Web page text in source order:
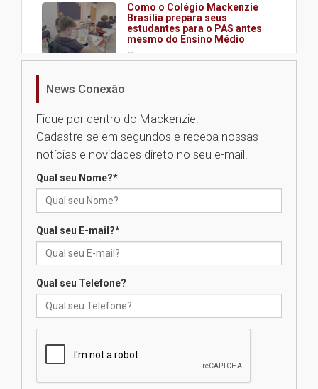
Como o Colégio Mackenzie
Brasília prepara seus
estudantes para o PAS antes
mesmo do Ensino Médio
04.08.2026
na educação dos filhos além da
escola
04.08.2026
docentes para debater
Professora do Mackenzie é
finalista do Prêmio Jabuti com
04.08.2026
News Conexão
Fique por dentro do Mackenzie!
Cadastre-se em segundos e receba nossas
notícias e novidades direto no seu e-mail.
Qual seu Nome?*
Qual seu E-mail?*
Qual seu Telefone?